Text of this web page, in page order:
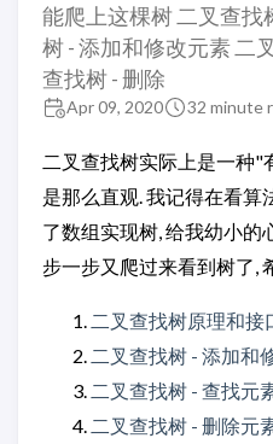
能爬上这棵树 二叉查找
树 - 添加和修改元素 二
查找树 - 删除
Apr 09, 2020 32 minute
二叉查找树实际上是一种"
是那么直观. 我记得在看算
了数组实现树, 给我幼小的
步一步又爬过来看到树了,
二叉查找树原理和接
二叉查找树 - 添加和
二叉查找树 - 查找元
二叉查找树 - 删除元